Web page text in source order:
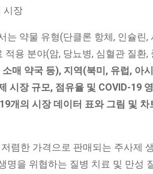
약물 유형(단클론 항체, 인슐린,
용 분야(암, 당뇨병, 심혈관 질환,
소매 약국 등), 지역(북미, 유럽, 아
시장 규모, 점유율 및 COVID-19
개의 시장 데이터 표와 그림 및 차
렴한 가격으로 판매되는 주사제
명을 위협하는 질병 치료 및 만성